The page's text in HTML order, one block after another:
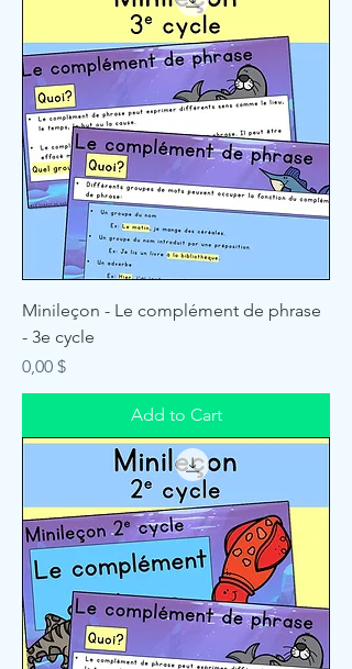
Minileçon - Le complément de phrase
- 3e cycle
Price
0,00 $
Add to Cart